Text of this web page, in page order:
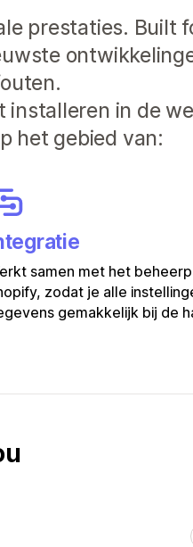
prestaties. Built
installeren in de
het gebied van:
samen met het
zodat je alle
gemakkelijk bij de